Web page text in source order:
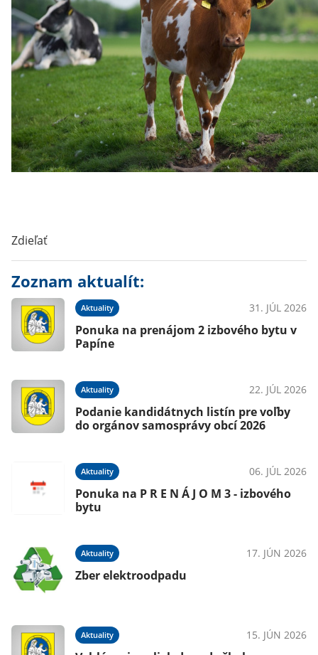
Zdieľať
Zoznam aktualít:
Aktuality 31. JÚL 2026
Ponuka na prenájom 2 izbového bytu v
Papíne
Aktuality 22. JÚL 2026
Podanie kandidátnych listín pre voľby
do orgánov samosprávy obcí 2026
Aktuality 06. JÚL 2026
Ponuka na P R E N Á J O M 3 - izbového
bytu
Aktuality 17. JÚN 2026
Zber elektroodpadu
Aktuality 15. JÚN 2026